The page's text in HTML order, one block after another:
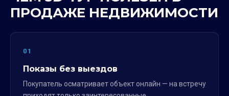
ПРОДАЖЕ НЕДВИЖИМОСТИ
01
Показы без выездов
Покупатель осматривает объект онлайн — на встречу